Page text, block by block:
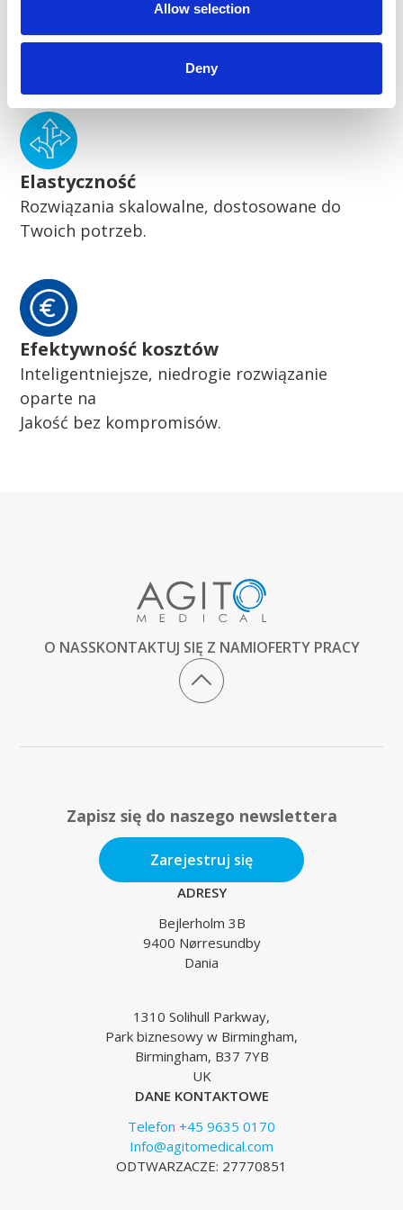
Allow selection
Deny
Zrównoważony rozwój
Pionierskie zrównoważone rozwiązania
Elastyczność
Rozwiązania skalowalne, dostosowane do
Twoich potrzeb.
Efektywność kosztów
Inteligentniejsze, niedrogie rozwiązanie
oparte na
Jakość bez kompromisów.
O NASSKONTAKTUJ SIĘ Z NAMIOFERTY PRACY
Zapisz się do naszego newslettera
Zarejestruj się
ADRESY
Bejlerholm 3B
9400 Nørresundby
Dania
1310 Solihull Parkway,
Park biznesowy w Birmingham,
Birmingham, B37 7YB
UK
DANE KONTAKTOWE
Telefon +45 9635 0170
Info@agitomedical.com
ODTWARZACZE: 27770851